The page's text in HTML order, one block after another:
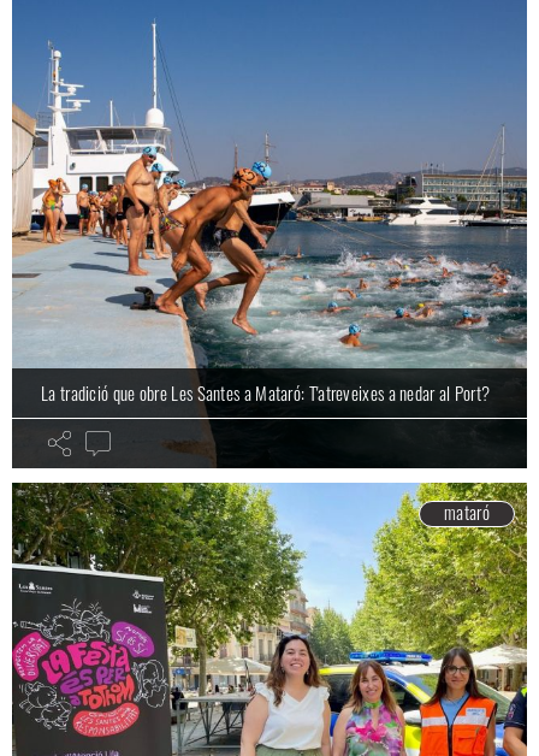
La tradició que obre Les Santes a Mataró: T'atreveixes a nedar al Port?
mataró